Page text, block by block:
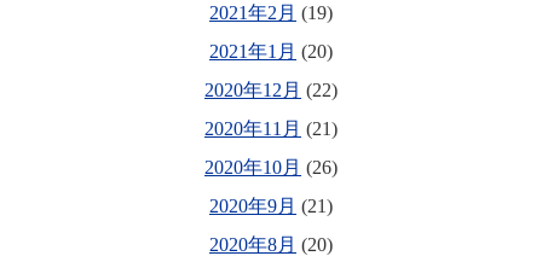
2021年2月 (19)
2021年1月 (20)
2020年12月 (22)
2020年11月 (21)
2020年10月 (26)
2020年9月 (21)
2020年8月 (20)